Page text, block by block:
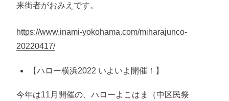
来街者がおみえです。
https://www.inami-yokohama.com/miharajunco-
20220417/
【ハロー横浜2022 いよいよ開催！】
今年は11月開催の、ハローよこはま（中区民祭